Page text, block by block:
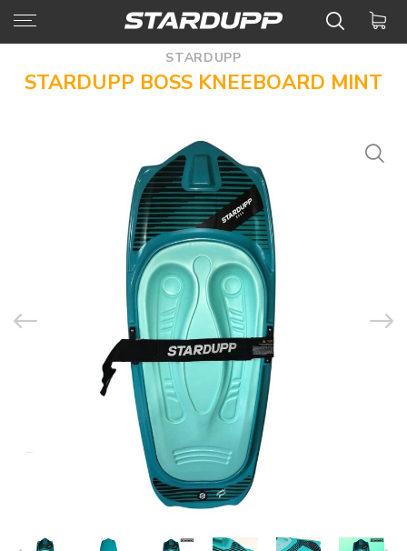
STARDUPP
STARDUPP BOSS KNEEBOARD MINT